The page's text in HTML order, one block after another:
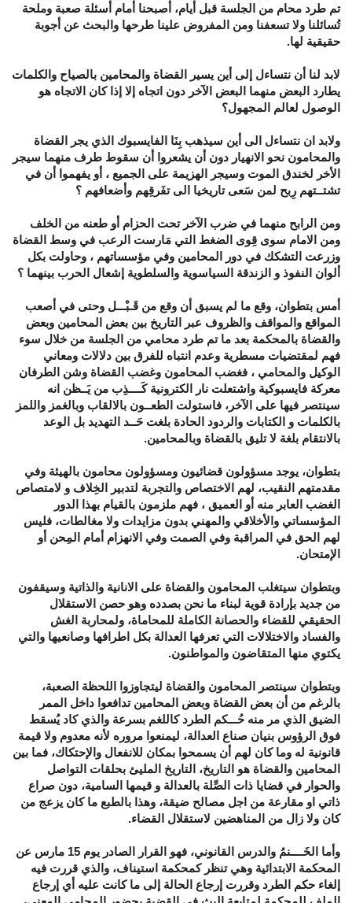
تم طرد محام من الجلسة قبل أيام، أصبحنا أمام أسئلة صعبة وملحة
تُسائلنا ولا تسعفنا ومن المفروض علينا طرحها والبحث عن أجوبة
حقيقية لها.
لابد لنا أن نتساءل إلى أين يسير القضاة والمحامين بالصياح والكلمات
يطارد البعض منهما البعض الآخر دون اتجاه إلا إذا كان الاتجاه هو
الوصول لعالم المجهول؟
ولابد ان نتساءل الى أين سيذهب بِنَا الفايسبوك الذي يجر القضاة
والمحامون نحو الانهيار دون أن يشعروا أن سقوط طرف منهما سيجر
الأخر لخندق الموت وسيجر الهزيمة على الجميع ، أو يفهموا أن في
تشتــتهم رِبح لمن سَعى تاريخيا الى تفَرقِهم وأضعافهم ؟
ومن الرابح منهما في ضرب الآخر تحت الحزام أو طعنه من الخلف
ومن الامام سوى قِوى الضغط التي مَارست الرعب في وسط القضاة
وزرعت التشكك في دور المحامين وفي مؤسساتهم ، وحاولت بكل
ألوان النفوذ و الزندقة السياسوية والسلطوية إشعال الحرب بينهما ؟
أمس بتطوان، وقع ما لم يسبق أن وقع من قَـبْـــل وحتى في أصعب
المواقع والمواقف والظروف عبر التاريخ بين بعض المحامين وبعض
والقضاة بالمحكمة بعد ما تم طرد محامي من الجلسة من خلال سوء
فهم لمقتضيات مسطرية وعدم انتباه للفرق بين دلالات ومعاني
الوكيل والمحامي ، فغضب المحامون وغضب القضاة وشن الطرفان
معركة فايسبوكية واشتعلت نار الكترونية كَــــذِب من يَــظن انه
سينتصر فيها على الآخر، فاستولت الطعــون بالالقاب وبالغمز واللمز
بالكلمات و الكتابات والردود الحادة بلغت حَــد التهديد بل الوعد
بالانتقام بلغة لا تليق بالقضاة وبالمحامين.
بتطوان، يوجد مسؤولون قضائيون ومسؤولون محامون بالهيئة وفي
مقدمتهم النقيب، لهم الاختصاص والتجربة لتدبير الخِلاف و لامتصاص
الغضب العابر منه أو العميق ، فهم ملزمون بالقيام بهذا الدور
المؤسساتي والأخلاقي والمهني بدون مزايدات ولا مغالطات، فليس
لهم الحق في المراقبة وفي الصمت وفي الانهزام أمام المِحن أو
الإمتحان.
وبتطوان سيتغلب المحامون والقضاة على الانانية والذاتية وسيقفون
من جديد بإرادة قوية لبناء ما نحن بصدده وهو حصن الاستقلال
الحقيقي للقضاء والحصانة الكاملة للمحاماة، ولمحاربة الغش
والفساد والاختلالات التي تعرفها العدالة بكل اطرافها وصانعيها والتي
يكتوي منها المتقاضون والمواطنون.
وبتطوان سينتصر المحامون والقضاة ليتجاوزوا اللحظة الصعبة،
بالرغم من أن بعض القضاة وبعض المحامين تدافعوا داخل الممر
الضيق الذي مر منه حُـــكم الطرد كاللغم بسرعة والذي كاد يُسقط
فوق الرؤوس بنيان صناع العدالة، ليمنعوا مروره لأنه معدوم ولا قيمة
قانونية له وما كان لهم أن يسمحوا بمكان للانفعال والإحتكاك، فما بين
المحامين والقضاة هو التاريخ، التاريخ المليئ بحلقات التواصل
والحوار في قضايا ذات الصِّلة بالعدالة و قيمها السامية، دون صراع
ذاتي او مقارعة من اجل مصالح ضيقة، وهذا بالطبع ما كان يزعج من
كان ولا زال من المناهضين لاستقلال القضاء.
وأما الخَــــنمُ والدرس القانوني، فهو القرار الصادر يوم 15 مارس عن
المحكمة الابتدائية وهي تنظر كمحكمة استيناف، والذي قررت فيه
إلغاء حكم الطرد وقررت إرجاع الحالة إلى ما كانت عليه أي إرجاع